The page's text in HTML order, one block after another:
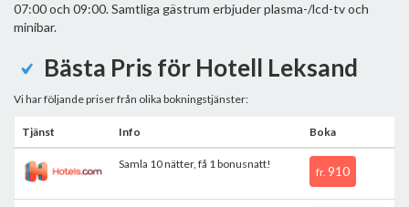
07:00 och 09:00. Samtliga gästrum erbjuder plasma-/lcd-tv och
minibar.
Bästa Pris för Hotell Leksand
Vi har följande priser från olika bokningstjänster:
Tjänst Info Boka
Samla 10 nätter, få 1 bonusnatt!
fr. 910